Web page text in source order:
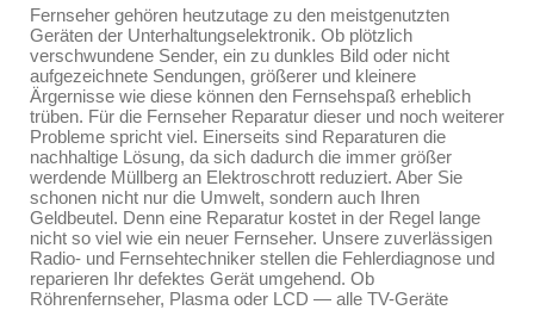
Fernseher gehören heutzutage zu den meistgenutzten
Geräten der Unterhaltungselektronik. Ob plötzlich
verschwundene Sender, ein zu dunkles Bild oder nicht
aufgezeichnete Sendungen, größerer und kleinere
Ärgernisse wie diese können den Fernsehspaß erheblich
trüben. Für die Fernseher Reparatur dieser und noch weiterer
Probleme spricht viel. Einerseits sind Reparaturen die
nachhaltige Lösung, da sich dadurch die immer größer
werdende Müllberg an Elektroschrott reduziert. Aber Sie
schonen nicht nur die Umwelt, sondern auch Ihren
Geldbeutel. Denn eine Reparatur kostet in der Regel lange
nicht so viel wie ein neuer Fernseher. Unsere zuverlässigen
Radio- und Fernsehtechniker stellen die Fehlerdiagnose und
reparieren Ihr defektes Gerät umgehend. Ob
Röhrenfernseher, Plasma oder LCD — alle TV-Geräte